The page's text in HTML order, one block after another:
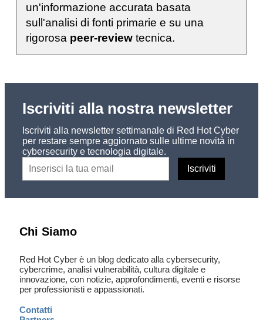
un'informazione accurata basata
sull'analisi di fonti primarie e su una
rigorosa peer-review tecnica.
Iscriviti alla nostra newsletter
Iscriviti alla newsletter settimanale di Red Hot Cyber
per restare sempre aggiornato sulle ultime novità in
cybersecurity e tecnologia digitale.
Chi Siamo
Red Hot Cyber è un blog dedicato alla cybersecurity,
cybercrime, analisi vulnerabilità, cultura digitale e
innovazione, con notizie, approfondimenti, eventi e risorse
per professionisti e appassionati.
Contatti